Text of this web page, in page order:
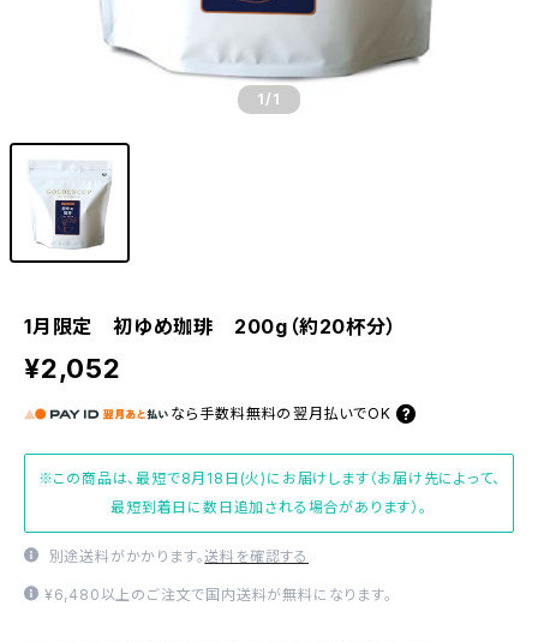
1/1
1月限定 初ゆめ珈琲 200g（約20杯分）
¥2,052
なら 手数料無料の 翌月払いでOK
※この商品は、最短で8月18日(火)にお届けします（お届け先によって、
最短到着日に数日追加される場合があります）。
別途送料がかかります。送料を確認する
¥6,480以上のご注文で国内送料が無料になります。